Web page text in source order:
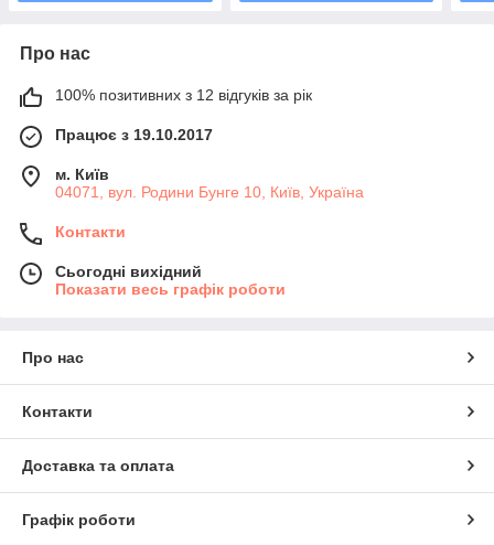
Про нас
100% позитивних з 12 відгуків за рік
Працює з 19.10.2017
м. Київ
04071, вул. Родини Бунге 10, Київ, Україна
Контакти
Сьогодні вихідний
Показати весь графік роботи
Про нас
Контакти
Доставка та оплата
Графік роботи